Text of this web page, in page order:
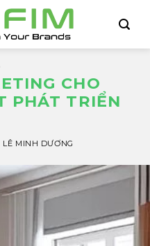
CHO
PHÁT TRIỂN
LÊ MINH DƯƠNG